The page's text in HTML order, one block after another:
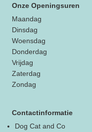
Onze Openingsuren
Maandag
Dinsdag
Woensdag
Donderdag
Vrijdag
Zaterdag
Zondag
Contactinformatie
Dog Cat and Co